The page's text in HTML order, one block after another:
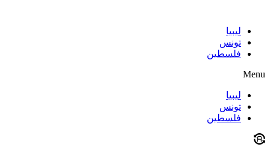
contentليبيا
تونس
فلسطين
Menu
ليبيا
تونس
فلسطين